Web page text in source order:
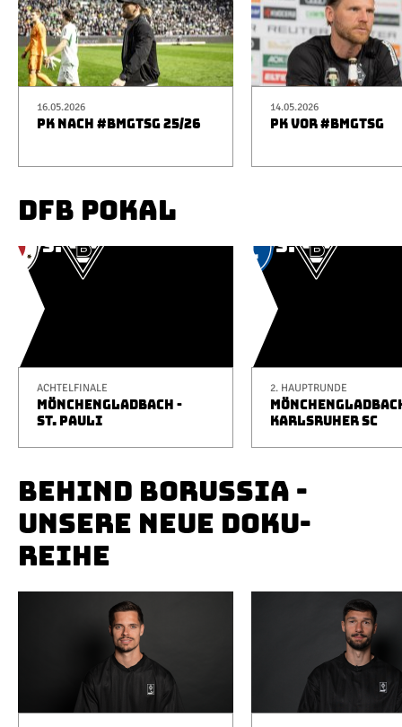
16.05.2026
PK NACH #BMGTSG 25/26
14.05.2026
PK VOR #BMGTSG
DFB POKAL
ACHTELFINALE
MÖNCHENGLADBACH -
ST. PAULI
2. HAUPTRUNDE
KARLSRUHER SC
BEHIND BORUSSIA -
UNSERE NEUE DOKU-
REIHE